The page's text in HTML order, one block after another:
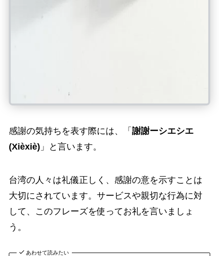
感謝の気持ちを表す際には、「 謝謝ーシエシエ
(Xièxiè) 」と言います。
台湾の人々は礼儀正しく、感謝の意を示すことは
大切にされています。サービスや親切な行為に対
して、このフレーズを使ってお礼を言いましょ
う。
あわせて読みたい